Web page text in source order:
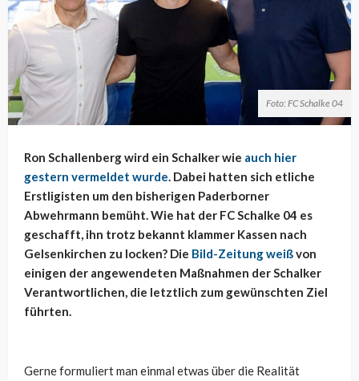
Foto: FC Schalke 04
Ron Schallenberg wird ein Schalker wie auch hier
gestern vermeldet wurde. Dabei hatten sich etliche
Erstligisten um den bisherigen Paderborner
Abwehrmann bemüht. Wie hat der FC Schalke 04 es
geschafft, ihn trotz bekannt klammer Kassen nach
Gelsenkirchen zu locken? Die Bild-Zeitung weißvon
einigen der angewendeten Maßnahmen der Schalker
Verantwortlichen, die letztlich zum gewünschten Ziel
führten.
Gerne formuliert man einmal etwas über die Realität